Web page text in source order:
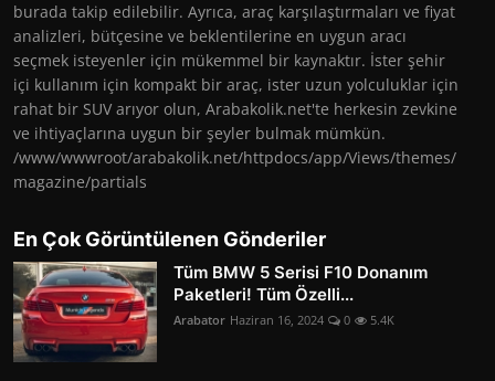
burada takip edilebilir. Ayrıca, araç karşılaştırmaları ve fiyat
analizleri, bütçesine ve beklentilerine en uygun aracı
seçmek isteyenler için mükemmel bir kaynaktır. İster şehir
içi kullanım için kompakt bir araç, ister uzun yolculuklar için
rahat bir SUV arıyor olun, Arabakolik.net'te herkesin zevkine
ve ihtiyaçlarına uygun bir şeyler bulmak mümkün.
/www/wwwroot/arabakolik.net/httpdocs/app/Views/themes/
magazine/partials
En Çok Görüntülenen Gönderiler
Tüm BMW 5 Serisi F10 Donanım
Paketleri! Tüm Özelli...
Arabator Haziran 16, 2024 0 5.4K